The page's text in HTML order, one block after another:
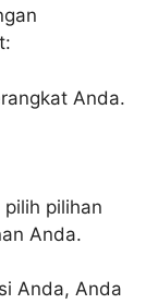
Anda.
pilihan
Anda.
Anda, Anda